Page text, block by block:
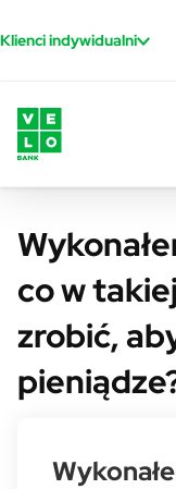
Klienci indywidualni
co w
zrobić,